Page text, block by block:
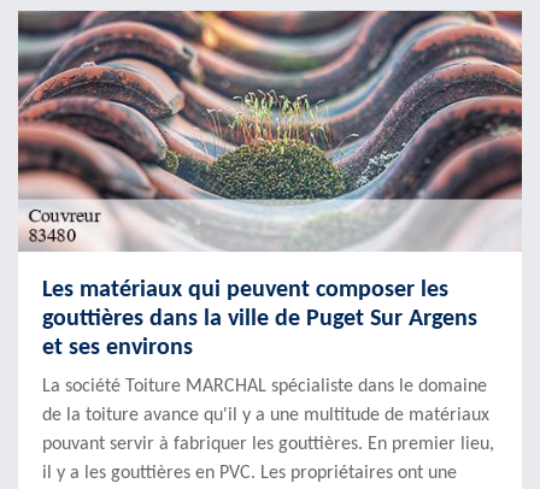
Les matériaux qui peuvent composer les
gouttières dans la ville de Puget Sur Argens
et ses environs
La société Toiture MARCHAL spécialiste dans le domaine
de la toiture avance qu'il y a une multitude de matériaux
pouvant servir à fabriquer les gouttières. En premier lieu,
il y a les gouttières en PVC. Les propriétaires ont une